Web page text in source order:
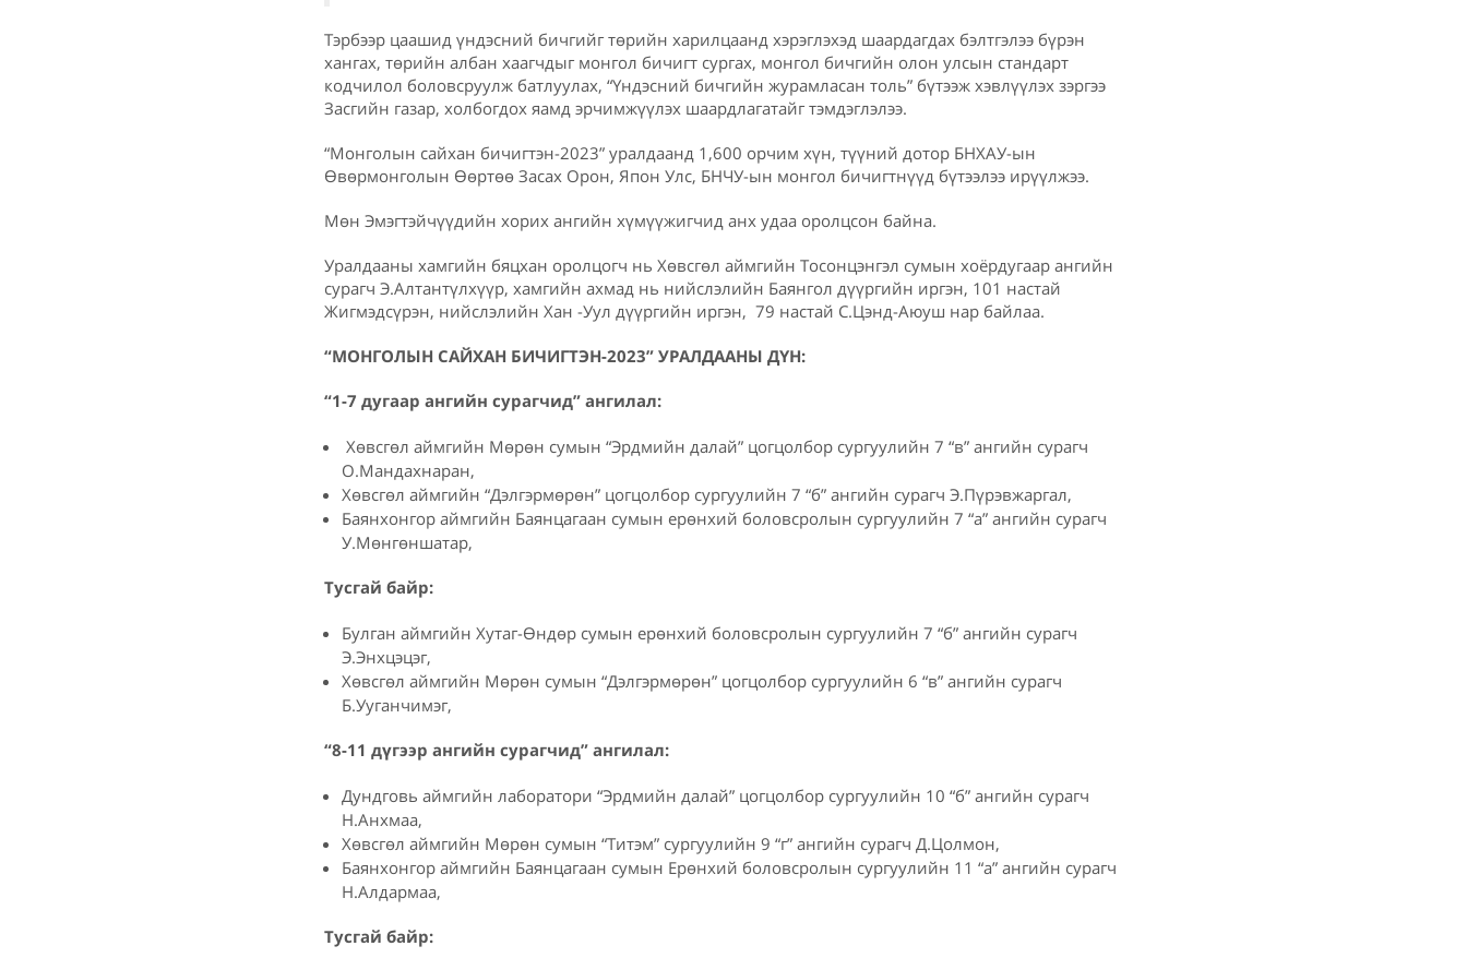
Тэрбээр цаашид үндэсний бичгийг төрийн харилцаанд хэрэглэхэд шаардагдах бэлтгэлээ бүрэн
хангах, төрийн албан хаагчдыг монгол бичигт сургах, монгол бичгийн олон улсын стандарт
кодчилол боловсруулж батлуулах, “Үндэсний бичгийн журамласан толь” бүтээж хэвлүүлэх зэргээ
Засгийн газар, холбогдох яамд эрчимжүүлэх шаардлагатайг тэмдэглэлээ.
“Монголын сайхан бичигтэн-2023” уралдаанд 1,600 орчим хүн, түүний дотор БНХАУ-ын
Өвөрмонголын Өөртөө Засах Орон, Япон Улс, БНЧУ-ын монгол бичигтнүүд бүтээлээ ирүүлжээ.
Мөн Эмэгтэйчүүдийн хорих ангийн хүмүүжигчид анх удаа оролцсон байна.
Уралдааны хамгийн бяцхан оролцогч нь Хөвсгөл аймгийн Тосонцэнгэл сумын хоёрдугаар ангийн
сурагч Э.Алтантүлхүүр, хамгийн ахмад нь нийслэлийн Баянгол дүүргийн иргэн, 101 настай
Жигмэдсүрэн, нийслэлийн Хан -Уул дүүргийн иргэн, 79 настай С.Цэнд-Аюуш нар байлаа.
“МОНГОЛЫН САЙХАН БИЧИГТЭН-2023” УРАЛДААНЫ ДҮН:
“1-7 дугаар ангийн сурагчид” ангилал:
Хөвсгөл аймгийн Мөрөн сумын “Эрдмийн далай” цогцолбор сургуулийн 7 “в” ангийн сурагч
О.Мандахнаран,
Хөвсгөл аймгийн “Дэлгэрмөрөн” цогцолбор сургуулийн 7 “б” ангийн сурагч Э.Пүрэвжаргал,
Баянхонгор аймгийн Баянцагаан сумын ерөнхий боловсролын сургуулийн 7 “а” ангийн сурагч
У.Мөнгөншатар,
Тусгай байр:
Булган аймгийн Хутаг-Өндөр сумын ерөнхий боловсролын сургуулийн 7 “б” ангийн сурагч
Э.Энхцэцэг,
Хөвсгөл аймгийн Мөрөн сумын “Дэлгэрмөрөн” цогцолбор сургуулийн 6 “в” ангийн сурагч
Б.Ууганчимэг,
“8-11 дүгээр ангийн сурагчид” ангилал:
Дундговь аймгийн лаборатори “Эрдмийн далай” цогцолбор сургуулийн 10 “б” ангийн сурагч
Н.Анхмаа,
Хөвсгөл аймгийн Мөрөн сумын “Титэм” сургуулийн 9 “г” ангийн сурагч Д.Цолмон,
Баянхонгор аймгийн Баянцагаан сумын Ерөнхий боловсролын сургуулийн 11 “а” ангийн сурагч
Н.Алдармаа,
Тусгай байр: